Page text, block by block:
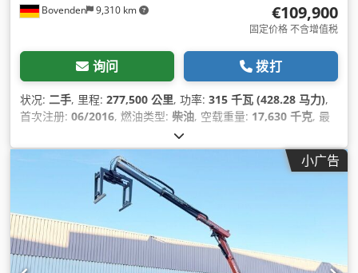
Bovenden 9,310 km €109,900
固定价格 不含增值税
询问 拨打
状况: 二手, 里程: 277,500 公里, 功率: 315 千瓦 (428.28 马力),
首次注册: 06/2016, 燃油类型: 柴油, 空载重量: 17,630 千克, 最
, 总重量:26,000 千克
距:4,900 毫米, 下次检验 (TÜV):04/2027, 刹车:发动机制动, 颜
, 驾驶室:日间驾驶室 , 排放等级: 欧6 , 悬
钢-空气, 座位数量:2, 装载空间长度:
2,480 毫米 , 货舱高度:1 毫米
定速巡航, 差速锁, 座椅加热器, 拖车连接装置, 牵引力控制, 电子
稳定程序 (ESP), 空调, 起重机, 车载电脑, 防抱死制动系统 (ABS),
附加前照灯, 雾灯, 驻车加热器, 驾驶室,
小广告